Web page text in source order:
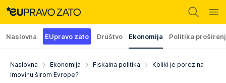
Naslovna EUpravo zato Društvo Ekonomija Politika
Naslovna Ekonomija Fiskalna politika
Koliki je porez na
imovinu širom Evrope?